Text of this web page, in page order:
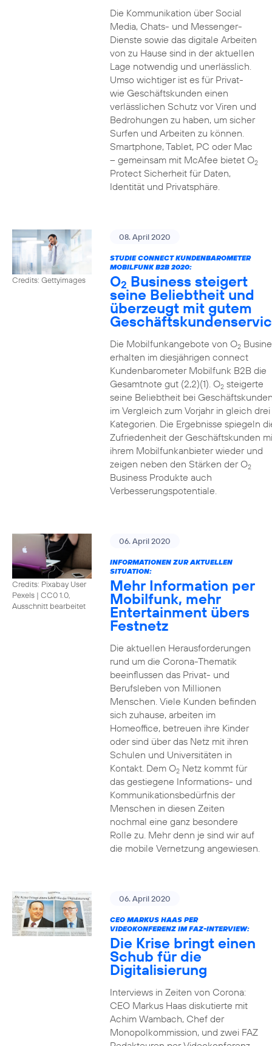
Die Kommunikation über Social
Media, Chats- und Messenger-
Dienste sowie das digitale Arbeiten
von zu Hause sind in der aktuellen
Lage notwendig und unerlässlich.
Umso wichtiger ist es für Privat-
wie Geschäftskunden einen
verlässlichen Schutz vor Viren und
Bedrohungen zu haben, um sicher
Surfen und Arbeiten zu können.
Smartphone, Tablet, PC oder Mac
– gemeinsam mit McAfee bietet O2
Protect Sicherheit für Daten,
Identität und Privatsphäre.
Credits: Gettyimages
08. April 2020
STUDIE CONNECT KUNDENBAROMETER
MOBILFUNK B2B 2020:
O2 Business steigert
seine Beliebtheit und
überzeugt mit gutem
Die Mobilfunkangebote von O2
erhalten im diesjährigen connect
Kundenbarometer Mobilfunk B2B die
Gesamtnote gut (2,2)(1). O2steigerte
seine Beliebtheit bei
im Vergleich zum Vorjahr in gleich drei
Kategorien. Die Ergebnisse spiegeln
Zufriedenheit der Geschäftskunden
ihrem Mobilfunkanbieter wieder und
zeigen neben den Stärken der O2
Business Produkte auch
Verbesserungspotentiale.
Credits: Pixabay User
Pexels | CC0 1.0,
Ausschnitt bearbeitet
06. April 2020
INFORMATIONEN ZUR AKTUELLEN
SITUATION:
Mehr Information per
Mobilfunk, mehr
Entertainment übers
Festnetz
Die aktuellen Herausforderungen
rund um die Corona-Thematik
beeinflussen das Privat- und
Berufsleben von Millionen
Menschen. Viele Kunden befinden
sich zuhause, arbeiten im
Homeoffice, betreuen ihre Kinder
oder sind über das Netz mit ihren
Schulen und Universitäten in
Kontakt. Dem O2Netz kommt für
das gestiegene Informations- und
Kommuni­ka­tions­bedürfnis­ der
Menschen in diesen Zeiten
nochmal eine ganz besondere
Rolle zu. Mehr denn je sind wir auf
die mobile Vernetzung angewiesen.
06. April 2020
CEO MARKUS HAAS PER
VIDEOKONFERENZ IM FAZ-INTERVIEW:
Die Krise bringt einen
Schub für die
Digitalisierung
Interviews in Zeiten von Corona:
CEO Markus Haas diskutierte mit
Achim Wambach, Chef der
Monopolkommission, und zwei FAZ